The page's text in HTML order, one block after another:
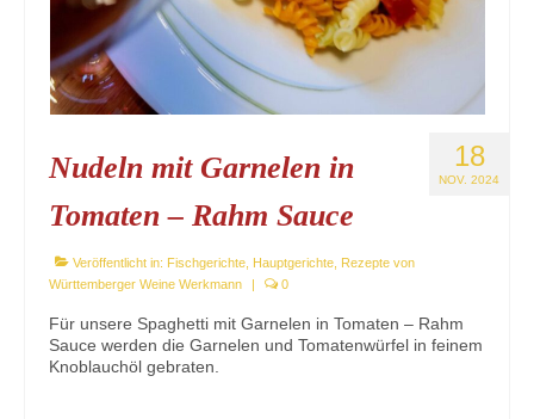
18
NOV. 2024
Nudeln mit Garnelen in
Tomaten – Rahm Sauce
Veröffentlicht in: Fischgerichte Hauptgerichte Rezepte von
Württemberger Weine Werkmann
| 0
Für unsere Spaghetti mit Garnelen in Tomaten – Rahm
Sauce werden die Garnelen und Tomatenwürfel in feinem
Knoblauchöl gebraten.